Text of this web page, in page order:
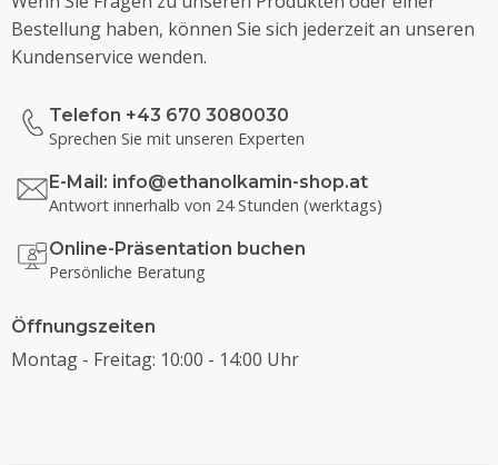
Bestellung haben, können Sie sich jederzeit an unseren
Kundenservice wenden.
Telefon +43 670 3080030
Sprechen Sie mit unseren Experten
E-Mail: info@ethanolkamin-shop.at
Antwort innerhalb von 24 Stunden (werktags)
Online-Präsentation buchen
Persönliche Beratung
Öffnungszeiten
Montag - Freitag: 10:00 - 14:00 Uhr